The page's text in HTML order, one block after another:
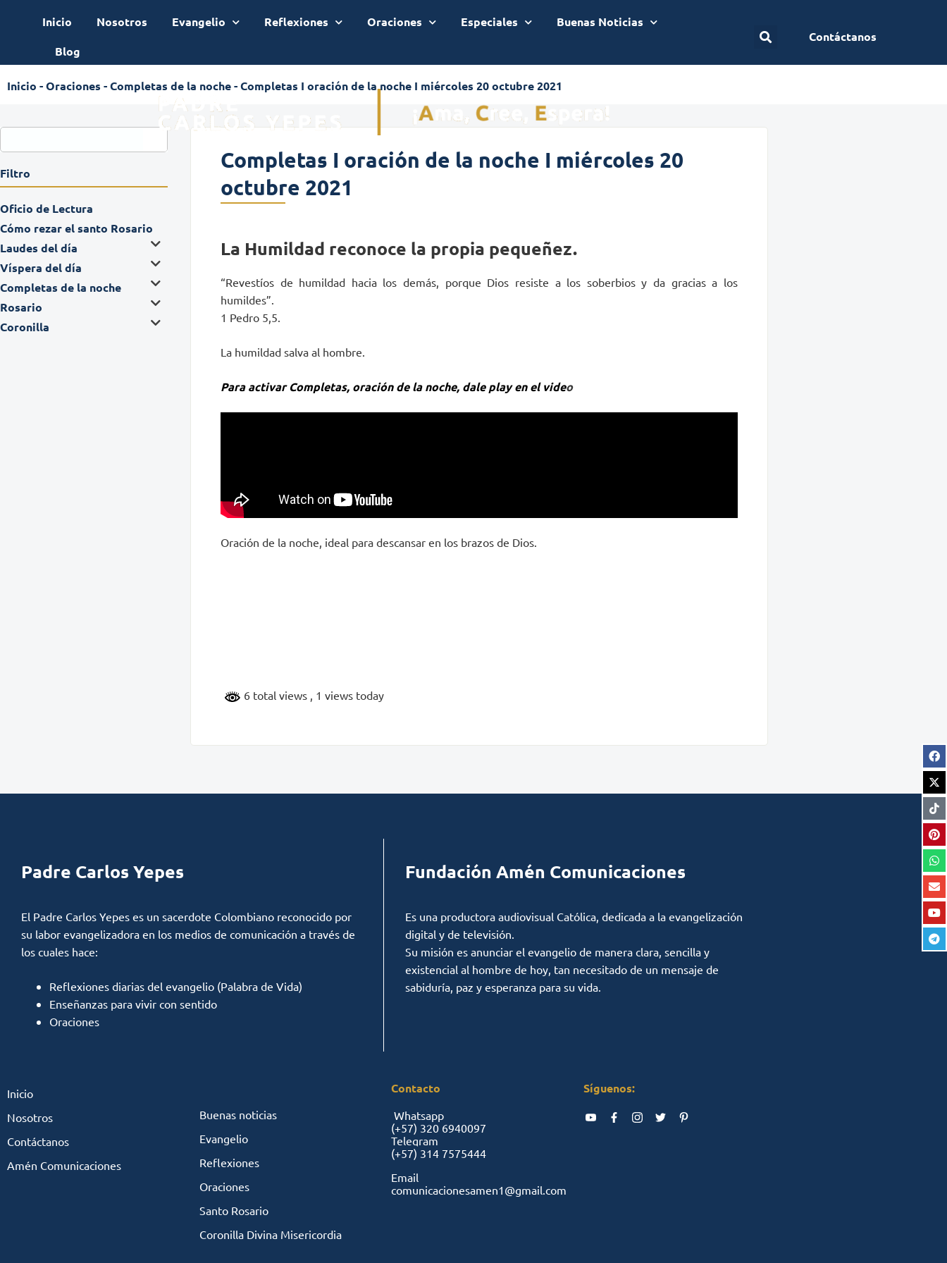
Inicio Nosotros Evangelio Reflexiones Oraciones Especiales
Buenas Noticias
Blog
Contáctanos
Inicio -Oraciones -Completas de la noche-Completas I oración de la noche I miércoles 20 octubre 2021
Filtro
Oficio de Lectura
Cómo rezar el santo Rosario
Laudes del día
Víspera del día
Completas de la noche
Rosario
Coronilla
Completas I oración de la noche I miércoles 20
octubre 2021
La Humildad reconoce la propia pequeñez.
“Revestíos de humildad hacia los demás, porque Dios resiste a los soberbios y da gracias a los
humildes”.
1 Pedro 5,5.
La humildad salva al hombre.
Para activar Completas, oración de la noche, dale play en el video
Oración de la noche, ideal para descansar en los brazos de Dios.
6 total views , 1 views today
Padre Carlos Yepes
El Padre Carlos Yepes es un sacerdote Colombiano reconocido por
su labor evangelizadora en los medios de comunicación a través de
los cuales hace:
Reflexiones diarias del evangelio (Palabra de Vida)
Enseñanzas para vivir con sentido
Oraciones
Fundación Amén Comunicaciones
Es una productora audiovisual Católica, dedicada a la evangelización
digital y de televisión.
Su misión es anunciar el evangelio de manera clara, sencilla y
existencial al hombre de hoy, tan necesitado de un mensaje de
sabiduría, paz y esperanza para su vida.
Inicio
Nosotros
Contáctanos
Amén Comunicaciones
Buenas noticias
Evangelio
Reflexiones
Oraciones
Santo Rosario
Coronilla Divina Misericordia
Contacto
Whatsapp
(+57) 320 6940097
Telegram
(+57) 314 7575444
Email
comunicacionesamen1@gmail.com
Síguenos: